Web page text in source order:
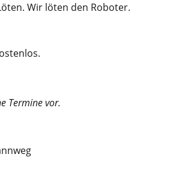
Wir löten den Roboter.
Termine vor.